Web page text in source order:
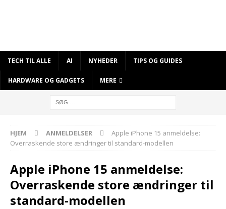
TECH TIL ALLE AI NYHEDER TIPS OG GUIDES
HARDWARE OG GADGETS MERE
HJEM ANMELDELSER
Apple iPhone 15 anmeldelse:
Overraskende store ændringer til standard-modellen
Apple iPhone 15 anmeldelse:
Overraskende store ændringer til
standard-modellen